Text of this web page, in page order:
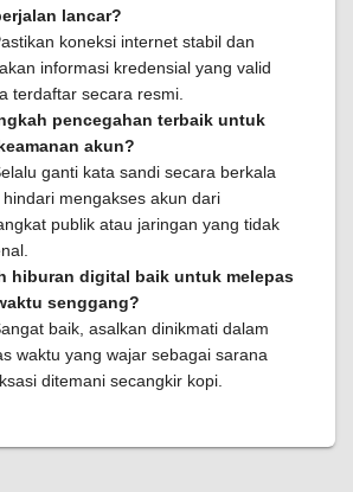
lancar?
koneksi internet stabil dan
informasi kredensial yang valid
terdaftar secara resmi.
pencegahan terbaik untuk
akun?
ganti kata sandi secara berkala
mengakses akun dari
publik atau jaringan yang tidak
hiburan digital baik untuk melepas
senggang?
baik, asalkan dinikmati dalam
waktu yang wajar sebagai sarana
ditemani secangkir kopi.